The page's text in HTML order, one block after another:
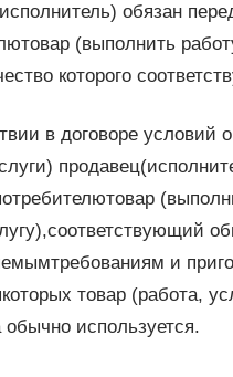
обязан
(выполнить
которого
в договоре условий
и
товар (работа,
обычно используется.